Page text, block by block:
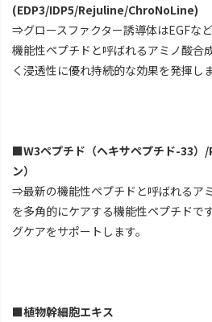
(EDP3/IDP5/Rejuline/ChroNoLine)
⇒グロースファクター誘導体はEGFな
機能性ペプチドと呼ばれるアミノ酸合
く浸透性に優れ持続的な効果を発揮しま
■W3ペプチド（ヘキサペプチド-33）/
ン）
⇒最新の機能性ペプチドと呼ばれるア
を多角的にケアする機能性ペプチドで
グケアをサポートします。
■植物幹細胞エキス